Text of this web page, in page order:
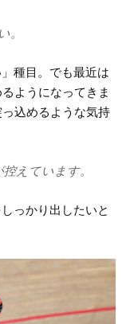
。
種目。でも最近は
ようになってきま
込めるような気持
えています。
っかり出したいと